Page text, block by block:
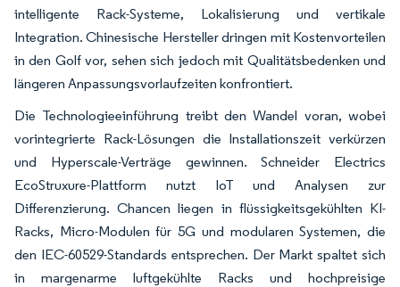
intelligente Rack-Systeme, Lokalisierung und vertikale
Integration. Chinesische Hersteller dringen mit Kostenvorteilen
in den Golf vor, sehen sich jedoch mit Qualitätsbedenken und
längeren Anpassungsvorlaufzeiten konfrontiert.
Die Technologieeinführung treibt den Wandel voran, wobei
vorintegrierte Rack-Lösungen die Installationszeit verkürzen
und Hyperscale-Verträge gewinnen. Schneider Electrics
EcoStruxure-Plattform nutzt IoT und Analysen zur
Differenzierung. Chancen liegen in flüssigkeitsgekühlten KI-
Racks, Micro-Modulen für 5G und modularen Systemen, die
den IEC-60529-Standards entsprechen. Der Markt spaltet sich
in margenarme luftgekühlte Racks und hochpreisige